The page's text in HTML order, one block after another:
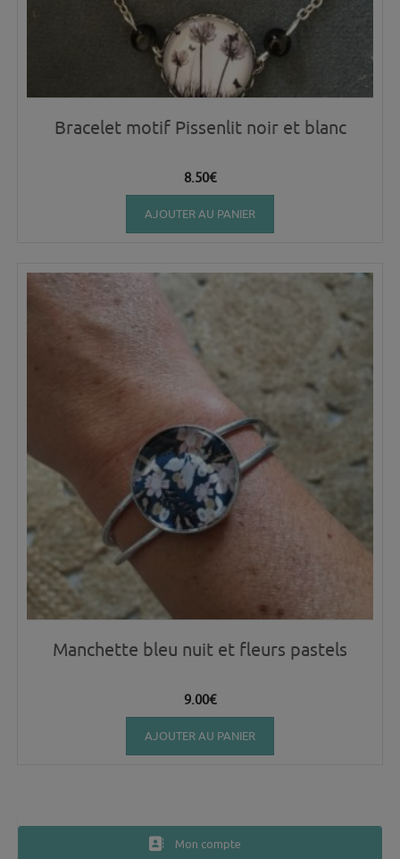
Bracelet motif Pissenlit noir et blanc
8.50€
AJOUTER AU PANIER
Manchette bleu nuit et fleurs pastels
9.00€
AJOUTER AU PANIER
Mon compte